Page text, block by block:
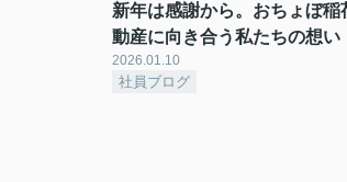
新年は感謝から。おちょぼ
動産に向き合う私たちの想い
2026.01.10
社員ブログ